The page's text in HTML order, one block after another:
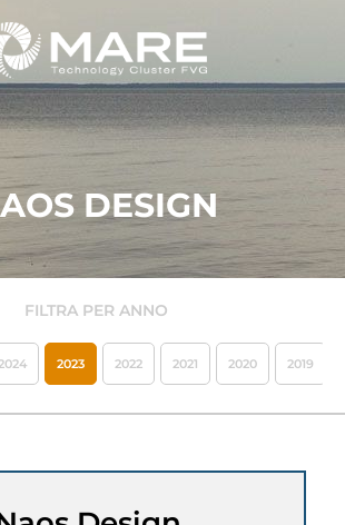
DESIGN
FILTRA PER ANNO
2023 2022 2021 2020 2019